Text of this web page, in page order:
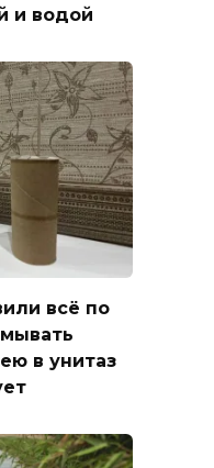
и водой
всё по
в унитаз